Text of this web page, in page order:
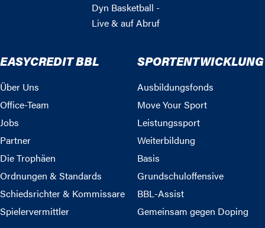
Dyn Basketball -
Live & auf Abruf
EASYCREDIT BBL
Über Uns
Office-Team
Jobs
Partner
Die Trophäen
Ordnungen & Standards
Schiedsrichter & Kommissare
Spielervermittler
SPORTENTWICKLUNG
Ausbildungsfonds
Move Your Sport
Leistungssport
Weiterbildung
Basis
Grundschuloffensive
BBL-Assist
Gemeinsam gegen Doping